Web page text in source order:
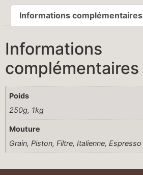
Informations complémentaires
Informations
complémentaires
Poids
250g, 1kg
Mouture
Grain, Piston, Filtre, Italienne, Espresso